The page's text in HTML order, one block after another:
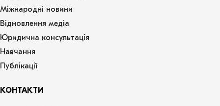
Міжнародні новини
Відновлення медіа
Юридична консультація
Навчання
Публікації
КОНТАКТИ